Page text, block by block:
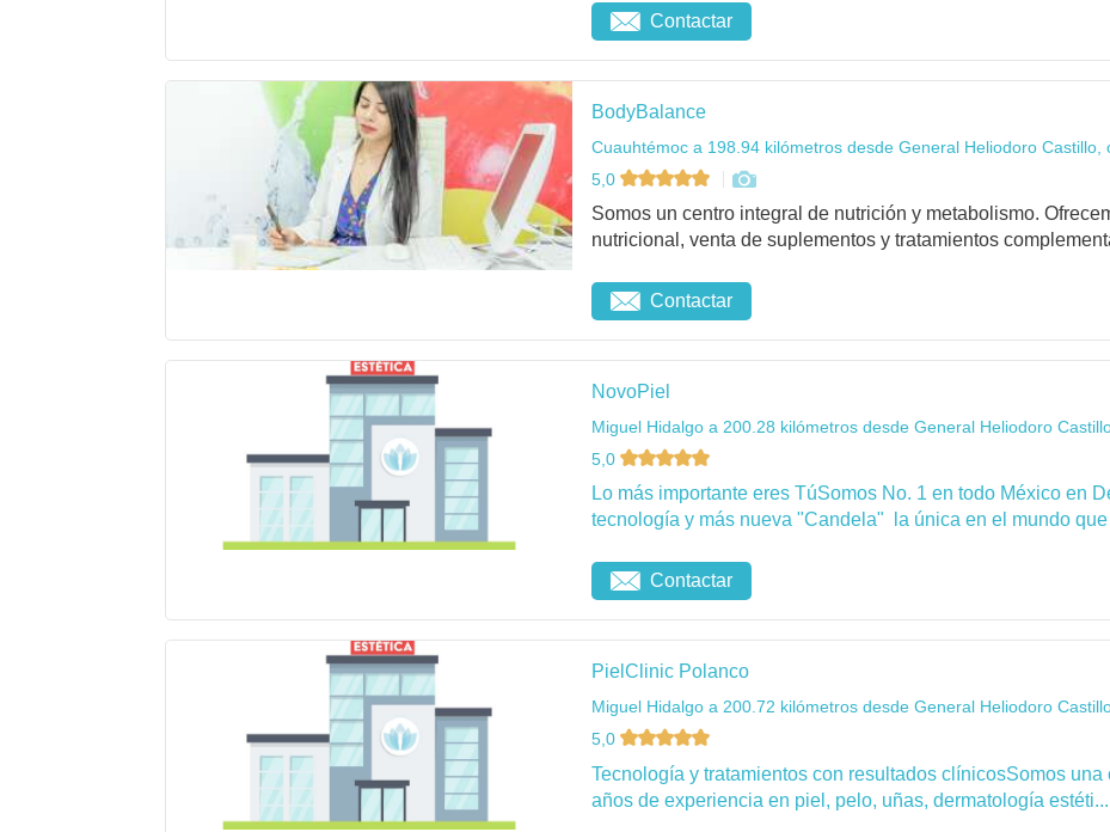
Contactar
BodyBalance
Cuauhtémoc a 198.94 kilómetros desde General Heliodoro Castillo,
5,0
Somos un centro integral de nutrición y metabolismo.
nutricional, venta de suplementos y tratamientos
Contactar
NovoPiel
Miguel Hidalgo a 200.28 kilómetros desde General Heliodoro
5,0
Lo más importante eres TúSomos No. 1 en todo México en
tecnología y más nueva "Candela" la única en el mundo que
Contactar
PielClinic Polanco
Miguel Hidalgo a 200.72 kilómetros desde General Heliodoro
5,0
Tecnología y tratamientos con resultados clínicosSomos
años de experiencia en piel, pelo, uñas, dermatología estéti...